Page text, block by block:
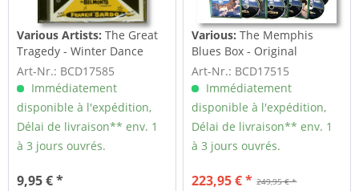
Various Artists:The Great
Tragedy - Winter Dance
Party 1959 (CD)
Art-Nr.: BCD17585
Immédiatement
disponible à l'expédition,
Délai de livraison** env. 1
à 3 jours ouvrés.
9,95 € *
Various:The Memphis
Blues Box - Original
Recordings...
Art-Nr.: BCD17515
Immédiatement
disponible à l'expédition,
Délai de livraison** env. 1
à 3 jours ouvrés.
249,95 € *
223,95 € *